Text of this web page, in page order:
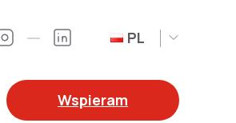
InstagramLinkedIn PL
Wspieram